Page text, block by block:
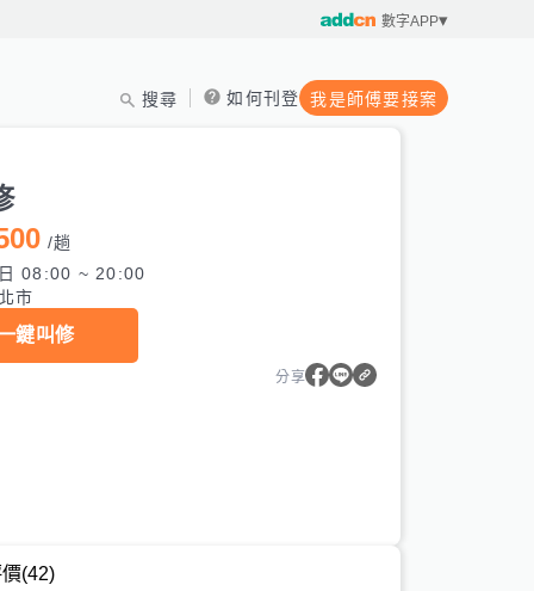
數字APP
搜尋 如何刊登 我是師傅要接案
/趟
08:00 ~ 20:00
市
鍵叫修
分享
(42)